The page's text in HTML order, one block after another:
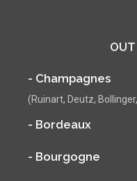
- Champagnes
(Ruinart, Deutz,
- Bordeaux
- Bourgogne